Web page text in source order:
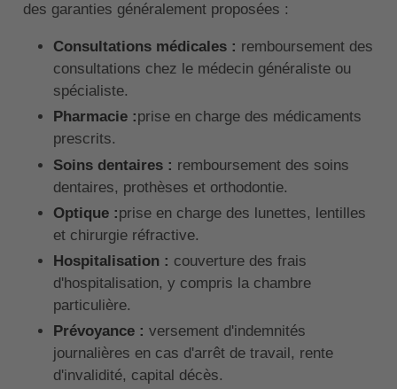
des garanties généralement proposées :
Consultations médicales : remboursement des
consultations chez le médecin généraliste ou
spécialiste.
Pharmacie :prise en charge des médicaments
prescrits.
Soins dentaires : remboursement des soins
dentaires, prothèses et orthodontie.
Optique :prise en charge des lunettes, lentilles
et chirurgie réfractive.
Hospitalisation : couverture des frais
d'hospitalisation, y compris la chambre
particulière.
Prévoyance : versement d'indemnités
journalières en cas d'arrêt de travail, rente
d'invalidité, capital décès.